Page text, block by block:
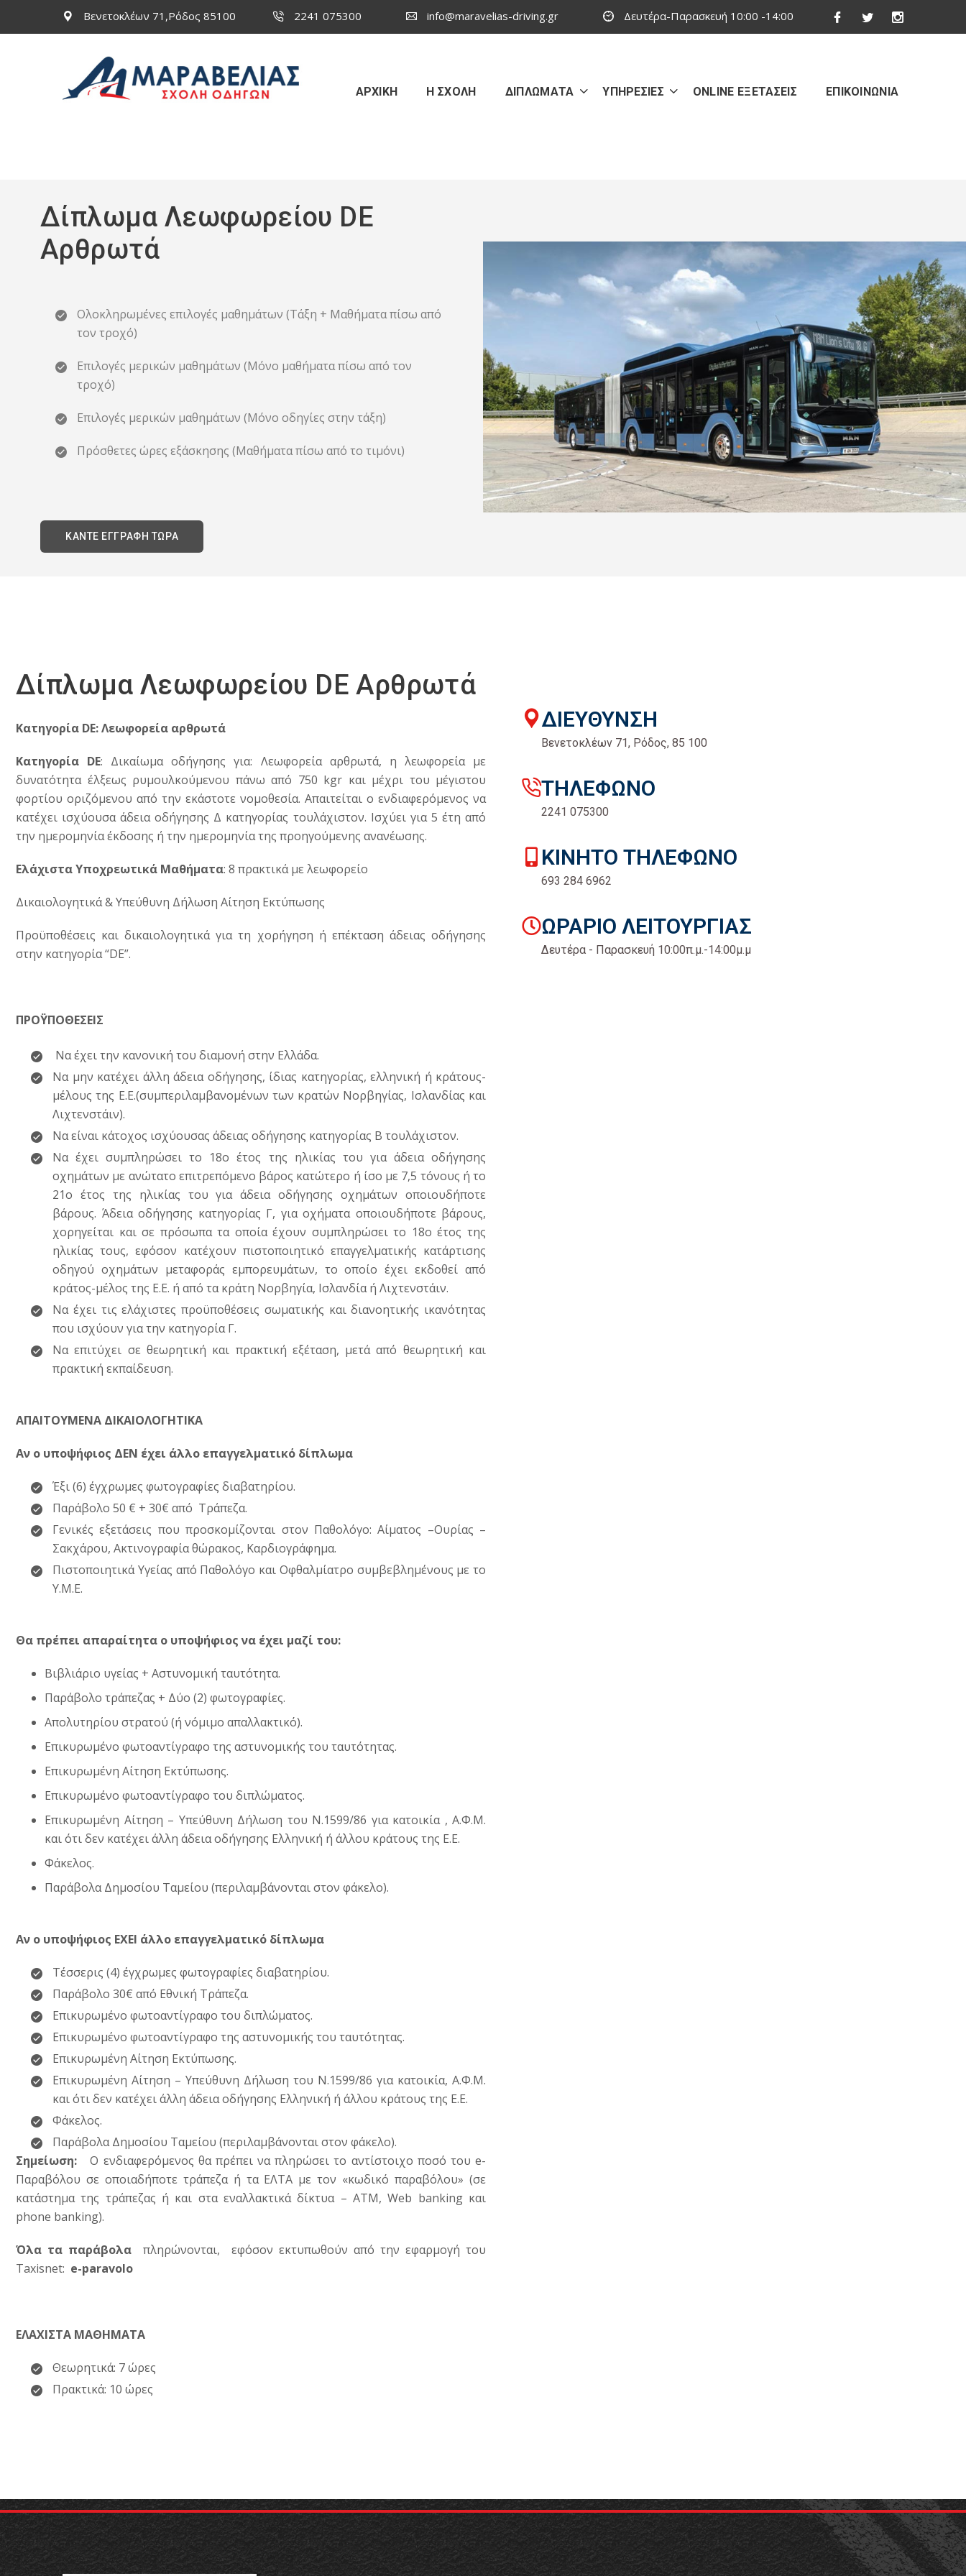
Βενετοκλέων 71,Ρόδος 85100 2241 075300 info@maravelias-driving.gr Δευτέρα-Παρασκευή 10:00 -14:00
ΑΡΧΙΚΗ Η ΣΧΟΛΗ ΔΙΠΛΩΜΑΤΑ ΥΠΗΡΕΣΙΕΣ ONLINE ΕΞΕΤΑΣΕΙΣ ΕΠΙΚΟΙΝΩΝΙΑ
Δίπλωμα Λεωφωρείου DE
Αρθρωτά
Ολοκληρωμένες επιλογές μαθημάτων (Τάξη + Μαθήματα πίσω από
τον τροχό)
Επιλογές μερικών μαθημάτων (Μόνο μαθήματα πίσω από τον
τροχό)
Επιλογές μερικών μαθημάτων (Μόνο οδηγίες στην τάξη)
Πρόσθετες ώρες εξάσκησης (Μαθήματα πίσω από το τιμόνι)
ΚΑΝΤΕ ΕΓΓΡΑΦΗ ΤΩΡΑ
Δίπλωμα Λεωφωρείου DE Αρθρωτά
Κατηγορία DE: Λεωφορεία αρθρωτά
Κατηγορία DE: Δικαίωμα οδήγησης για: Λεωφορεία αρθρωτά, η λεωφορεία με
δυνατότητα έλξεως ρυμουλκούμενου πάνω από 750 kgr και μέχρι του μέγιστου
φορτίου οριζόμενου από την εκάστοτε νομοθεσία. Απαιτείται ο ενδιαφερόμενος να
κατέχει ισχύουσα άδεια οδήγησης Δ κατηγορίας τουλάχιστον. Ισχύει για 5 έτη από
την ημερομηνία έκδοσης ή την ημερομηνία της προηγούμενης ανανέωσης.
Ελάχιστα Υποχρεωτικά Μαθήματα: 8 πρακτικά με λεωφορείο
Δικαιολογητικά & Υπεύθυνη Δήλωση Αίτηση Εκτύπωσης
Προϋποθέσεις και δικαιολογητικά για τη χορήγηση ή επέκταση άδειας οδήγησης
στην κατηγορία “DE”.
ΠΡΟΫΠΟΘΕΣΕΙΣ
Να έχει την κανονική του διαμονή στην Ελλάδα.
Να μην κατέχει άλλη άδεια οδήγησης, ίδιας κατηγορίας, ελληνική ή κράτους-
μέλους της Ε.Ε.(συμπεριλαμβανομένων των κρατών Νορβηγίας, Ισλανδίας και
Λιχτενστάιν).
Να είναι κάτοχος ισχύουσας άδειας οδήγησης κατηγορίας Β τουλάχιστον.
Να έχει συμπληρώσει το 18ο έτος της ηλικίας του για άδεια οδήγησης
οχημάτων με ανώτατο επιτρεπόμενο βάρος κατώτερο ή ίσο με 7,5 τόνους ή το
21ο έτος της ηλικίας του για άδεια οδήγησης οχημάτων οποιουδήποτε
βάρους. Άδεια οδήγησης κατηγορίας Γ, για οχήματα οποιουδήποτε βάρους,
χορηγείται και σε πρόσωπα τα οποία έχουν συμπληρώσει το 18ο έτος της
ηλικίας τους, εφόσον κατέχουν πιστοποιητικό επαγγελματικής κατάρτισης
οδηγού οχημάτων μεταφοράς εμπορευμάτων, το οποίο έχει εκδοθεί από
κράτος-μέλος της Ε.Ε. ή από τα κράτη Νορβηγία, Ισλανδία ή Λιχτενστάιν.
Να έχει τις ελάχιστες προϋποθέσεις σωματικής και διανοητικής ικανότητας
που ισχύουν για την κατηγορία Γ.
Να επιτύχει σε θεωρητική και πρακτική εξέταση, μετά από θεωρητική και
πρακτική εκπαίδευση.
ΑΠΑΙΤΟΥΜΕΝΑ ΔΙΚΑΙΟΛΟΓΗΤΙΚΑ
Αν ο υποψήφιος ΔΕΝ έχει άλλο επαγγελματικό δίπλωμα
Έξι (6) έγχρωμες φωτογραφίες διαβατηρίου.
Παράβολο 50 € + 30€ από Τράπεζα.
Γενικές εξετάσεις που προσκομίζονται στον Παθολόγο: Αίματος –Ουρίας –
Σακχάρου, Ακτινογραφία θώρακος, Καρδιογράφημα.
Πιστοποιητικά Υγείας από Παθολόγο και Οφθαλμίατρο συμβεβλημένους με το
Υ.Μ.Ε.
Θα πρέπει απαραίτητα ο υποψήφιος να έχει μαζί του:
Βιβλιάριο υγείας + Αστυνομική ταυτότητα.
Παράβολο τράπεζας + Δύο (2) φωτογραφίες.
Απολυτηρίου στρατού (ή νόμιμο απαλλακτικό).
Επικυρωμένο φωτοαντίγραφο της αστυνομικής του ταυτότητας.
Επικυρωμένη Αίτηση Εκτύπωσης.
Επικυρωμένο φωτοαντίγραφο του διπλώματος.
Επικυρωμένη Αίτηση – Υπεύθυνη Δήλωση του Ν.1599/86 για κατοικία , Α.Φ.Μ.
και ότι δεν κατέχει άλλη άδεια οδήγησης Ελληνική ή άλλου κράτους της Ε.Ε.
Φάκελος.
Παράβολα Δημοσίου Ταμείου (περιλαμβάνονται στον φάκελο).
Αν ο υποψήφιος ΕΧΕΙ άλλο επαγγελματικό δίπλωμα
Τέσσερις (4) έγχρωμες φωτογραφίες διαβατηρίου.
Παράβολο 30€ από Εθνική Τράπεζα.
Επικυρωμένο φωτοαντίγραφο του διπλώματος.
Επικυρωμένο φωτοαντίγραφο της αστυνομικής του ταυτότητας.
Επικυρωμένη Αίτηση Εκτύπωσης.
Επικυρωμένη Αίτηση – Υπεύθυνη Δήλωση του Ν.1599/86 για κατοικία, Α.Φ.Μ.
και ότι δεν κατέχει άλλη άδεια οδήγησης Ελληνική ή άλλου κράτους της Ε.Ε.
Φάκελος.
Παράβολα Δημοσίου Ταμείου (περιλαμβάνονται στον φάκελο).
Σημείωση: Ο ενδιαφερόμενος θα πρέπει να πληρώσει το αντίστοιχο ποσό του e-
Παραβόλου σε οποιαδήποτε τράπεζα ή τα ΕΛΤΑ με τον «κωδικό παραβόλου» (σε
κατάστημα της τράπεζας ή και στα εναλλακτικά δίκτυα – ΑΤΜ, Web banking και
phone banking).
Όλα τα παράβολα πληρώνονται, εφόσον εκτυπωθούν από την εφαρμογή του
Taxisnet: e-paravolo
ΕΛΑΧΙΣΤΑ ΜΑΘΗΜΑΤΑ
Θεωρητικά: 7 ώρες
Πρακτικά: 10 ώρες
ΔΙΕΥΘΥΝΣΗ
Βενετοκλέων 71, Ρόδος, 85 100
ΤΗΛΕΦΩΝΟ
2241 075300
ΚΙΝΗΤΟ ΤΗΛΕΦΩΝΟ
693 284 6962
ΩΡΑΡΙΟ ΛΕΙΤΟΥΡΓΙΑΣ
Δευτέρα - Παρασκευή 10:00π.μ.-14:00μ.μ